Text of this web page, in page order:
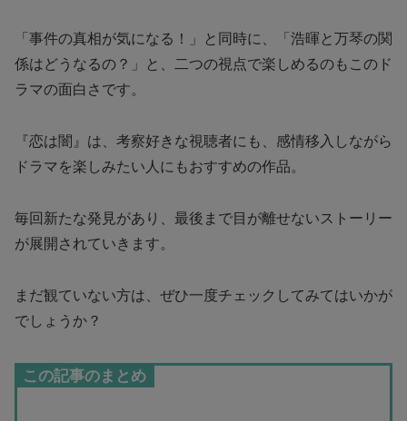
「事件の真相が気になる！」と同時に、「浩暉と万琴の関
係はどうなるの？」と、二つの視点で楽しめるのもこのド
ラマの面白さです。
『恋は闇』は、考察好きな視聴者にも、感情移入しながら
ドラマを楽しみたい人にもおすすめの作品。
毎回新たな発見があり、最後まで目が離せないストーリー
が展開されていきます。
まだ観ていない方は、ぜひ一度チェックしてみてはいかが
でしょうか？
この記事のまとめ